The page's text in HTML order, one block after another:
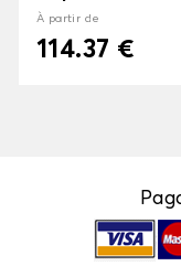
À partir de
114.37 €